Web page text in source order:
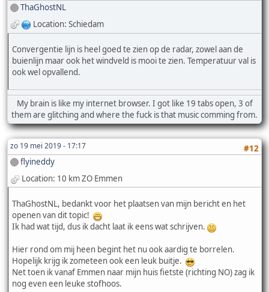
ThaGhostNL
Location: Schiedam
Convergentie lijn is heel goed te zien op de radar, zowel aan de
buienlijn maar ook het windveld is mooi te zien. Temperatuur val is
ook wel opvallend.
My brain is like my internet browser. I got like 19 tabs open, 3 of
them are glitching and where the fuck is that music comming from.
zo 19 mei 2019 - 17:17
#12
flyineddy
Location: 10 km ZO Emmen
ThaGhostNL, bedankt voor het plaatsen van mijn bericht en het
openen van dit topic!
Ik had wat tijd, dus ik dacht laat ik eens wat schrijven.
Hier rond om mij heen begint het nu ook aardig te borrelen.
Hopelijk krijg ik zometeen ook een leuk buitje.
Net toen ik vanaf Emmen naar mijn huis fietste (richting NO) zag ik
nog even een leuke stofhoos.